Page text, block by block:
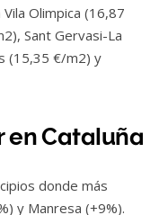
Olimpica (16,87
Sant Gervasi-La
(15,35 €/m2) y
en Cataluña
donde más
y Manresa (+9%).